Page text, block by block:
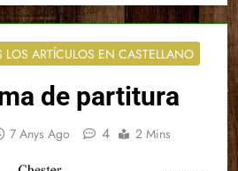
LOS ARTÍCULOS EN CASTELLANO
de partitura
7 Anys Ago 4 2 Mins